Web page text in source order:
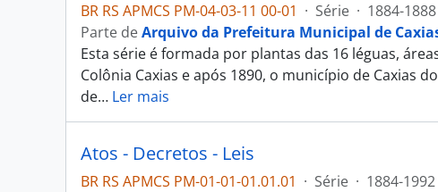
BR RS APMCS PM-04-03-11 00-01 · Série · 1884-1888
Parte deArquivo da Prefeitura Municipal de
Esta série é formada por plantas das 16 léguas,
Colônia Caxias e após 1890, o município de Caxias
de… Ler mais
Atos - Decretos - Leis
BR RS APMCS PM-01-01-01.01.01 · Série · 1884-1992